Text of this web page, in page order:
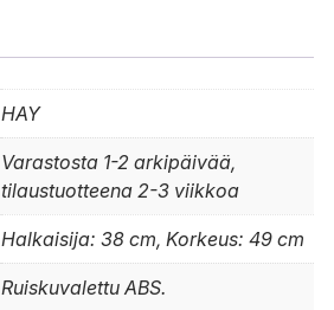
HAY
Varastosta 1-2 arkipäivää,
tilaustuotteena 2-3 viikkoa
Halkaisija: 38 cm, Korkeus: 49 cm
Ruiskuvalettu ABS.